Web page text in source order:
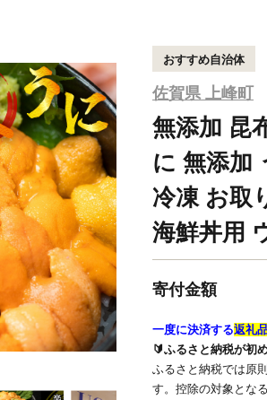
おすすめ自治体
佐賀県 上峰町
無添加 昆
に 無添加
冷凍 お取
海鮮丼用
寄付金額
一度に決済する返礼
🔰ふるさと納税が初
ふるさと納税では原
す。控除の対象とな